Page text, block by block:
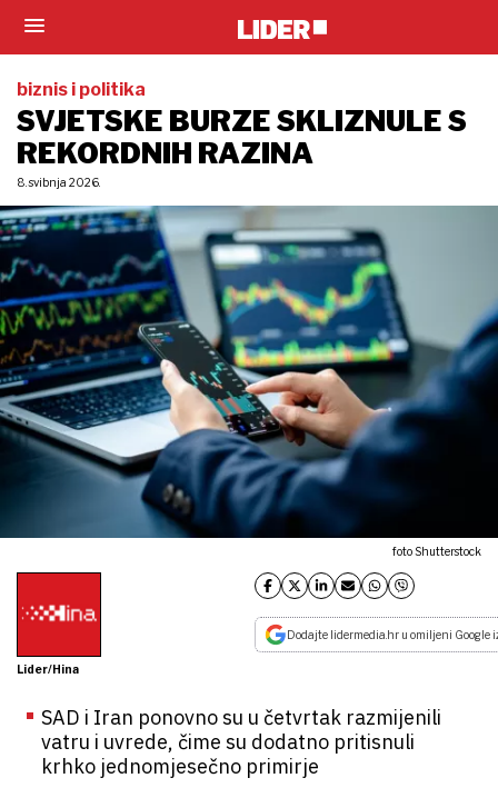
biznis i politika
SVJETSKE BURZE SKLIZNULE S
REKORDNIH RAZINA
8. svibnja 2026.
foto Shutterstock
Lider/Hina
Dodajte lidermedia.hr u omiljeni Google
SAD i Iran ponovno su u četvrtak razmijenili
vatru i uvrede, čime su dodatno pritisnuli
krhko jednomjesečno primirje